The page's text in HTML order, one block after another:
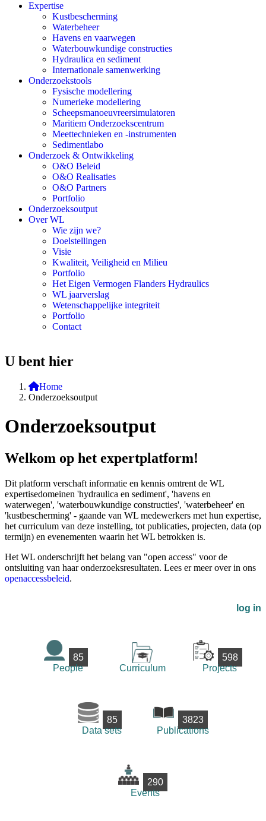
Expertise
Kustbescherming
Waterbeheer
Havens en vaarwegen
Waterbouwkundige constructies
Hydraulica en sediment
Internationale samenwerking
Onderzoekstools
Fysische modellering
Numerieke modellering
Scheepsmanoeuvreersimulatoren
Maritiem Onderzoekscentrum
Meettechnieken en -instrumenten
Sedimentlabo
Onderzoek & Ontwikkeling
O&O Beleid
O&O Realisaties
O&O Partners
Portfolio
Onderzoeksoutput
Over WL
Wie zijn we?
Doelstellingen
Visie
Kwaliteit, Veiligheid en Milieu
Portfolio
Het Eigen Vermogen Flanders Hydraulics
WL jaarverslag
Wetenschappelijke integriteit
Portfolio
Contact
U bent hier
Home
Onderzoeksoutput
Onderzoeksoutput
Welkom op het expertplatform!
Dit platform verschaft informatie en kennis omtrent de WL
expertisedomeinen 'hydraulica en sediment', 'havens en
waterwegen', 'waterbouwkundige constructies', 'waterbeheer' en
'kustbescherming' - gaande van WL medewerkers met hun expertise,
het curriculum van deze instelling, tot publicaties, projecten, data (op
termijn) en evenementen waarin het WL betrokken is.
Het WL onderschrijft het belang van "open access" voor de
ontsluiting van haar onderzoeksresultaten. Lees er meer over in ons
openaccessbeleid.
log in
85
People
Curriculum
598
Projects
85
Data sets
3823
Publications
290
Events